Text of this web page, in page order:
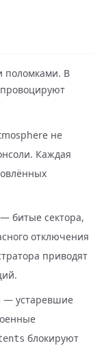
поломками. В
не
Каждая
— битые сектора,
отключения
приводят
— устаревшие
блокируют